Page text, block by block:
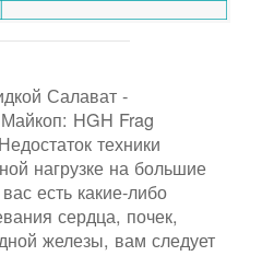
Салават -
HGH Frag
техники
нагрузке на большие
есть какие-либо
сердца, почек,
железы, вам следует